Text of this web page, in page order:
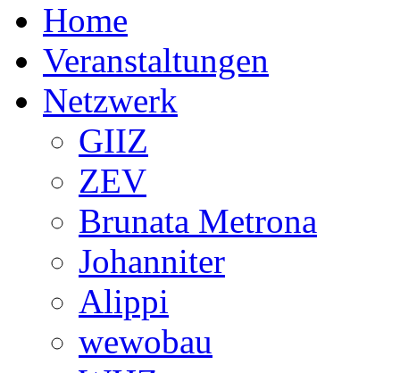
Home
Veranstaltungen
Netzwerk
GIIZ
ZEV
Brunata Metrona
Johanniter
Alippi
wewobau